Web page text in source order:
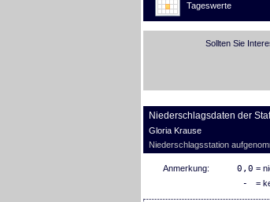
Tageswerte
Sollten Sie
Niederschlagsdaten der
Gloria Krause
Niederschlagsstation
Anmerkung: 0,0 =
- =